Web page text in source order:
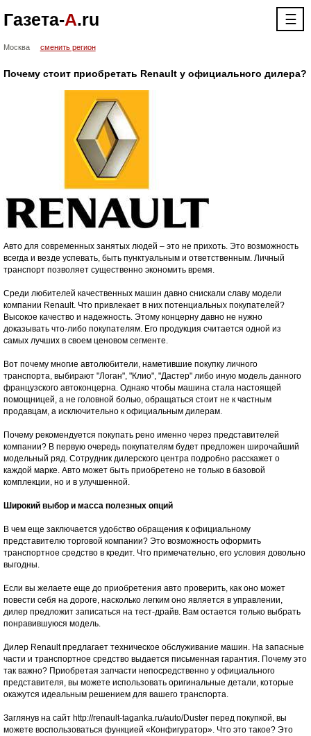
Газета-А.ru ☰
Москва сменить регион
Почему стоит приобретать Renault у официального дилера?
Авто для современных занятых людей – это не прихоть. Это возможность
всегда и везде успевать, быть пунктуальным и ответственным. Личный
транспорт позволяет существенно экономить время.
Среди любителей качественных машин давно снискали славу модели
компании Renault. Что привлекает в них потенциальных покупателей?
Высокое качество и надежность. Этому концерну давно не нужно
доказывать что-либо покупателям. Его продукция считается одной из
самых лучших в своем ценовом сегменте.
Вот почему многие автолюбители, наметившие покупку личного
транспорта, выбирают "Логан", "Клио", "Дастер" либо иную модель данного
французского автоконцерна. Однако чтобы машина стала настоящей
помощницей, а не головной болью, обращаться стоит не к частным
продавцам, а исключительно к официальным дилерам.
Почему рекомендуется покупать рено именно через представителей
компании? В первую очередь покупателям будет предложен широчайший
модельный ряд. Сотрудник дилерского центра подробно расскажет о
каждой марке. Авто может быть приобретено не только в базовой
комплекции, но и в улучшенной.
Широкий выбор и масса полезных опций
В чем еще заключается удобство обращения к официальному
представителю торговой компании? Это возможность оформить
транспортное средство в кредит. Что примечательно, его условия довольно
выгодны.
Если вы желаете еще до приобретения авто проверить, как оно может
повести себя на дороге, насколько легким оно является в управлении,
дилер предложит записаться на тест-драйв. Вам остается только выбрать
понравившуюся модель.
Дилер Renault предлагает техническое обслуживание машин. На запасные
части и транспортное средство выдается письменная гарантия. Почему это
так важно? Приобретая запчасти непосредственно у официального
представителя, вы можете использовать оригинальные детали, которые
окажутся идеальным решением для вашего транспорта.
Заглянув на сайт http://renault-taganka.ru/auto/Duster перед покупкой, вы
можете воспользоваться функцией «Конфигуратор». Что это такое? Это